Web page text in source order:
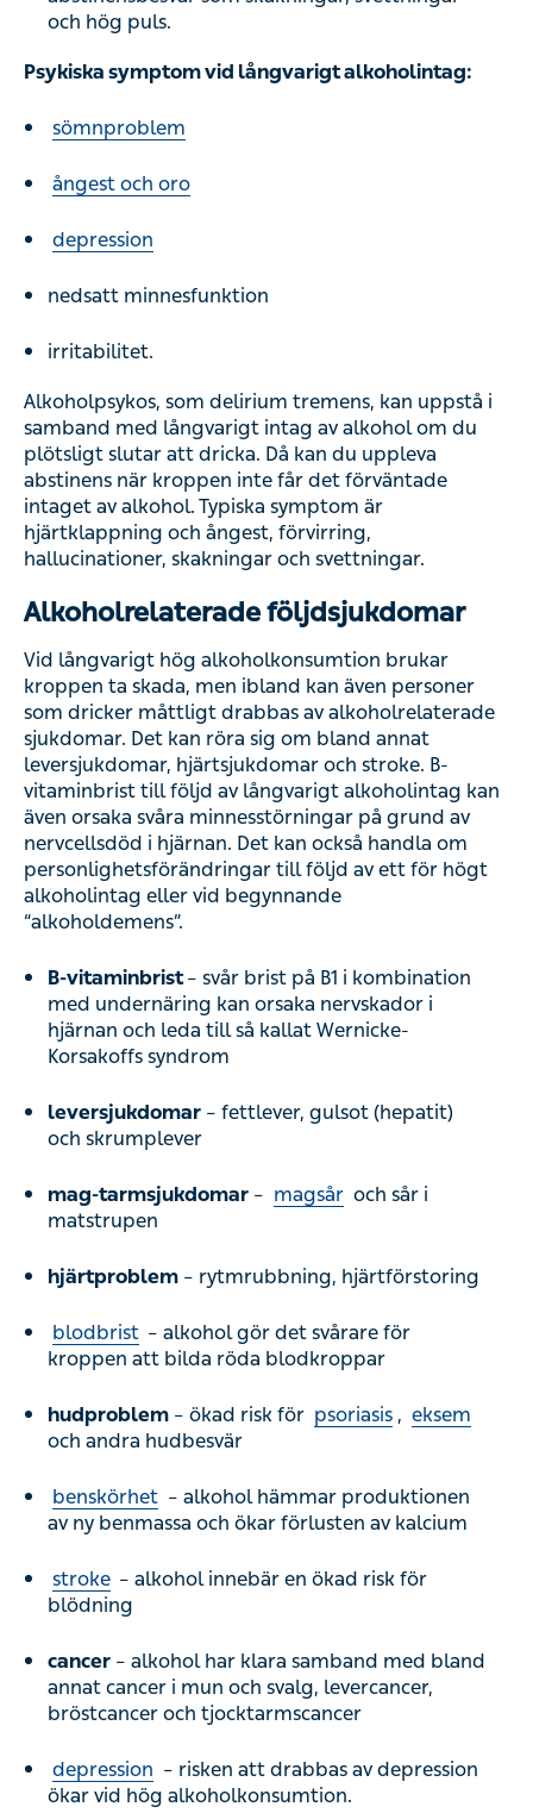
och hög puls.
Psykiska symptom vid långvarigt alkoholintag:
sömnproblem
ångest och oro
depression
nedsatt minnesfunktion
irritabilitet.
Alkoholpsykos, som delirium tremens, kan uppstå i
samband med långvarigt intag av alkohol om du
plötsligt slutar att dricka. Då kan du uppleva
abstinens när kroppen inte får det förväntade
intaget av alkohol. Typiska symptom är
hjärtklappning och ångest, förvirring,
hallucinationer, skakningar och svettningar.
Alkoholrelaterade följdsjukdomar
Vid långvarigt hög alkoholkonsumtion brukar
kroppen ta skada, men ibland kan även personer
som dricker måttligt drabbas av alkoholrelaterade
sjukdomar. Det kan röra sig om bland annat
leversjukdomar, hjärtsjukdomar och stroke. B-
vitaminbrist till följd av långvarigt alkoholintag kan
även orsaka svåra minnesstörningar på grund av
nervcellsdöd i hjärnan. Det kan också handla om
personlighetsförändringar till följd av ett för högt
alkoholintag eller vid begynnande
“alkoholdemens”.
B-vitaminbrist– svår brist på B1 i kombination
med undernäring kan orsaka nervskador i
hjärnan och leda till så kallat Wernicke-
Korsakoffs syndrom
leversjukdomar – fettlever, gulsot (hepatit)
och skrumplever
mag-tarmsjukdomar – magsår och sår i
matstrupen
hjärtproblem – rytmrubbning, hjärtförstoring
blodbrist – alkohol gör det svårare för
kroppen att bilda röda blodkroppar
hudproblem – ökad risk för psoriasis , eksem
och andra hudbesvär
benskörhet – alkohol hämmar produktionen
av ny benmassa och ökar förlusten av kalcium
stroke – alkohol innebär en ökad risk för
blödning
cancer – alkohol har klara samband med bland
annat cancer i mun och svalg, levercancer,
bröstcancer och tjocktarmscancer
depression – risken att drabbas av depression
ökar vid hög alkoholkonsumtion.